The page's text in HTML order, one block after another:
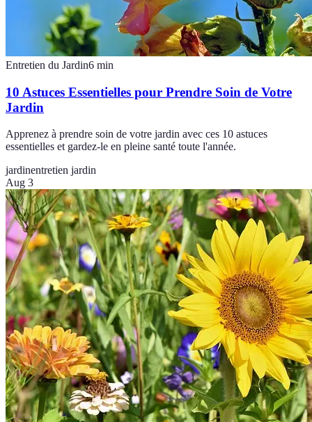
Entretien du Jardin6 min
10 Astuces Essentielles pour Prendre Soin de Votre
Jardin
Apprenez à prendre soin de votre jardin avec ces 10 astuces
essentielles et gardez-le en pleine santé toute l'année.
jardinentretien jardin
Aug 3